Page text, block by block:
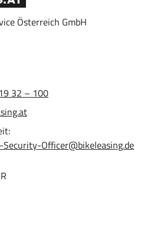
Österreich GmbH
32 – 100
Officer@bikeleasing.de